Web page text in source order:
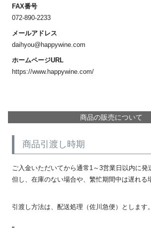
FAX番号
072-890-2233
メールアドレス
daihyou@happywine.com
ホームページURL
https://www.happywine.com/
商品の販売について
商品引渡し時期
ご入金いただいてから通常1～3営業日以内に発
但し、在庫のない場合や、繁忙期間中は遅れる
引渡し方法は、配送処理（佐川急便）とします。